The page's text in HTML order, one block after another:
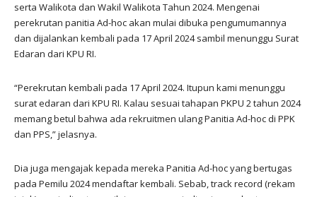
serta Walikota dan Wakil Walikota Tahun 2024. Mengenai
perekrutan panitia Ad-hoc akan mulai dibuka pengumumannya
dan dijalankan kembali pada 17 April 2024 sambil menunggu Surat
Edaran dari KPU RI.
“Perekrutan kembali pada 17 April 2024. Itupun kami menunggu
surat edaran dari KPU RI. Kalau sesuai tahapan PKPU 2 tahun 2024
memang betul bahwa ada rekruitmen ulang Panitia Ad-hoc di PPK
dan PPS,” jelasnya.
Dia juga mengajak kepada mereka Panitia Ad-hoc yang bertugas
pada Pemilu 2024 mendaftar kembali. Sebab, track record (rekam